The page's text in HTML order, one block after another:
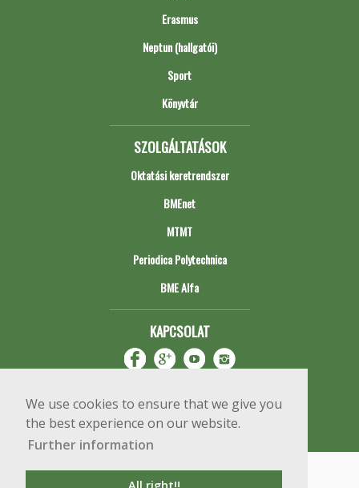
We use cookies to ensure that we give you
the best experience on our website.
Further information
Erasmus
Neptun (hallgatói)
Sport
Könyvtár
SZOLGÁLTATÁSOK
Oktatási keretrendszer
BMEnet
MTMT
Periodica Polytechnica
BME Alfa
KAPCSOLAT
Copyright © 2020 BME Építőmérnöki Kar